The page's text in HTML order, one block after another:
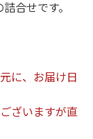
合せです。
に、お届け日
ざいますが直